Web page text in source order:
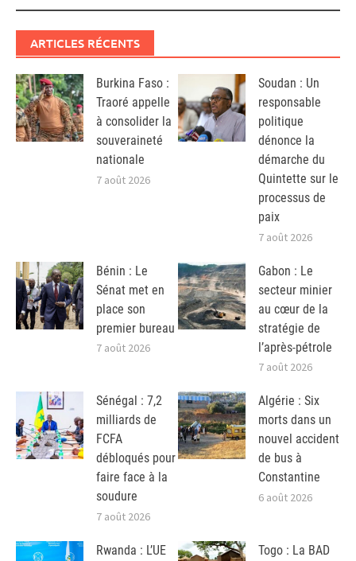
ARTICLES RÉCENTS
Burkina Faso :
Traoré appelle
à consolider la
souveraineté
nationale
7 août 2026
Soudan : Un
responsable
politique
dénonce la
démarche du
Quintette sur le
processus de
paix
7 août 2026
Bénin : Le
Sénat met en
place son
premier bureau
7 août 2026
Gabon : Le
secteur minier
au cœur de la
stratégie de
l’après-pétrole
7 août 2026
Sénégal : 7,2
milliards de
FCFA
débloqués pour
faire face à la
soudure
7 août 2026
Algérie : Six
morts dans un
nouvel accident
de bus à
Constantine
6 août 2026
Rwanda : L’UE
Togo : La BAD